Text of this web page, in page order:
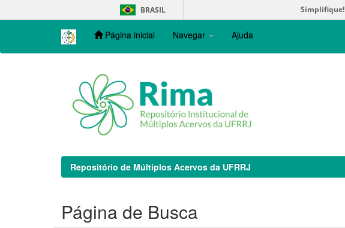
navigation
BRASIL Simplifique!
Página inicial Navegar Ajuda
Repositório de Múltiplos Acervos da UFRRJ
Página de Busca